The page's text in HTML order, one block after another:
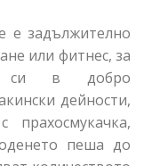
е задължително
или фитнес, за
си в добро
дейности,
прахосмукачка,
пеша до